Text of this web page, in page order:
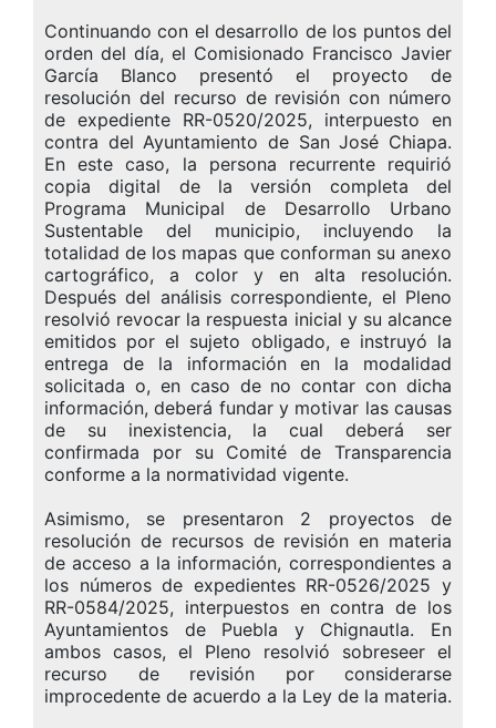
Continuando con el desarrollo de los puntos del
orden del día, el Comisionado Francisco Javier
García Blanco presentó el proyecto de
resolución del recurso de revisión con número
de expediente RR-0520/2025, interpuesto en
contra del Ayuntamiento de San José Chiapa.
En este caso, la persona recurrente requirió
copia digital de la versión completa del
Programa Municipal de Desarrollo Urbano
Sustentable del municipio, incluyendo la
totalidad de los mapas que conforman su anexo
cartográfico, a color y en alta resolución.
Después del análisis correspondiente, el Pleno
resolvió revocar la respuesta inicial y su alcance
emitidos por el sujeto obligado, e instruyó la
entrega de la información en la modalidad
solicitada o, en caso de no contar con dicha
información, deberá fundar y motivar las causas
de su inexistencia, la cual deberá ser
confirmada por su Comité de Transparencia
conforme a la normatividad vigente.
Asimismo, se presentaron 2 proyectos de
resolución de recursos de revisión en materia
de acceso a la información, correspondientes a
los números de expedientes RR-0526/2025 y
RR-0584/2025, interpuestos en contra de los
Ayuntamientos de Puebla y Chignautla. En
ambos casos, el Pleno resolvió sobreseer el
recurso de revisión por considerarse
improcedente de acuerdo a la Ley de la materia.